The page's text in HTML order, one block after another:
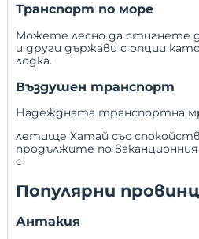
Транспорт по море
Можете лесно да стигнете
и други държави с опции
лодка.
Въздушен транспорт
Надеждната транспортна
летище Хатай със
продължите по
с
Популярни
Антакия